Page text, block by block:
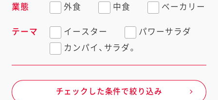
業態 外食 中食 ベーカリー
テーマ イースター
パワーサラダ
カンパイ、サラダ。
チェックした条件で絞り込み